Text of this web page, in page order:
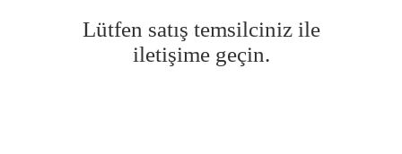
Lütfen satış temsilciniz ile
iletişime geçin.